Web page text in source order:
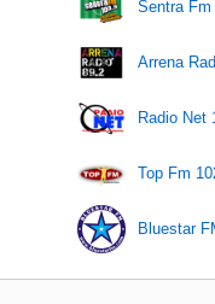
Sentra Fm
Arrena
Radio Net
Top Fm
Bluestar